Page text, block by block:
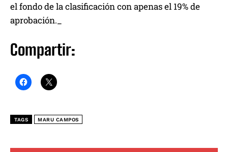
el fondo de la clasificación con apenas el 19% de
aprobación._
Compartir:
TAGS MARU CAMPOS